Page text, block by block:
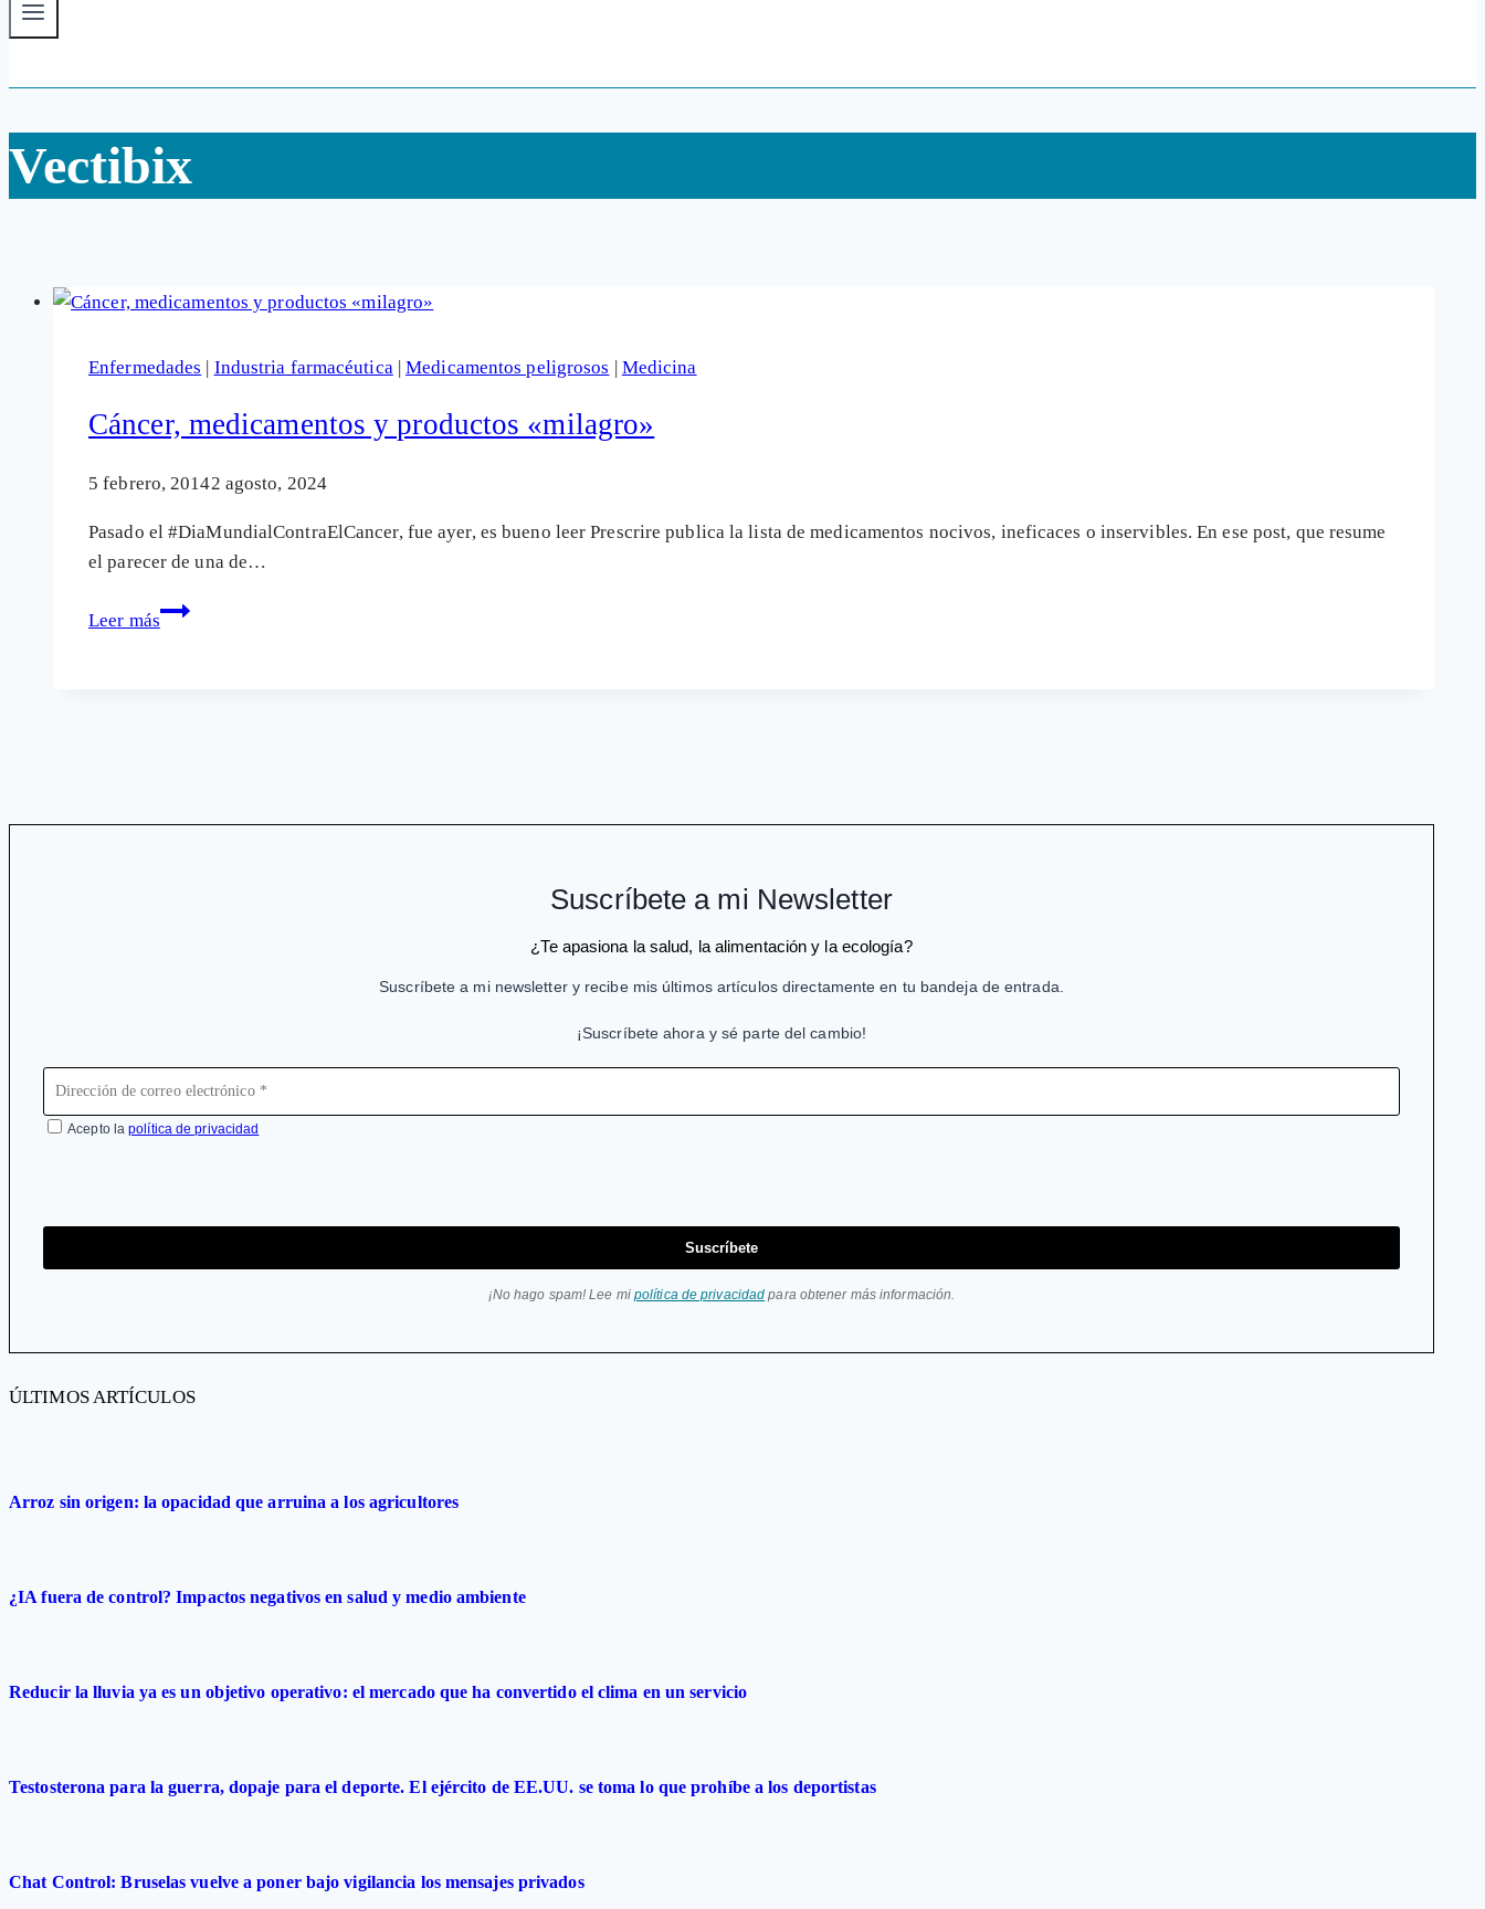
Vectibix
Enfermedades | Industria farmacéutica|Medicamentos peligrosos | Medicina
Cáncer, medicamentos y productos «milagro»
5 febrero, 20142 agosto, 2024
Pasado el #DiaMundialContraElCancer, fue ayer, es bueno leer Prescrire publica la lista de medicamentos nocivos, ineficaces o inservibles. En ese post, que resume
el parecer de una de…
Leer más
Cáncer,
Suscríbete a mi Newsletter
¿Te apasiona la salud, la alimentación y la ecología?
Suscríbete a mi newsletter y recibe mis últimos artículos directamente en tu bandeja de entrada.
¡Suscríbete ahora y sé parte del cambio!
Acepto lapolítica de privacidad
Suscríbete
¡No hago spam! Lee mi política de privacidad para obtener más información.
ÚLTIMOS ARTÍCULOS
Arroz sin origen: la opacidad que arruina a los agricultores
¿IA fuera de control? Impactos negativos en salud y medio ambiente
Reducir la lluvia ya es un objetivo operativo: el mercado que ha convertido el clima en un servicio
Testosterona para la guerra, dopaje para el deporte. El ejército de EE.UU. se toma lo que prohíbe a los deportistas
Chat Control: Bruselas vuelve a poner bajo vigilancia los mensajes privados